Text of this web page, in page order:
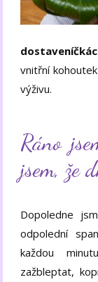
vnitřní
výživu.
Ráno
jsem, že
Dopoledne
odpolední
každou
zažbleptat,